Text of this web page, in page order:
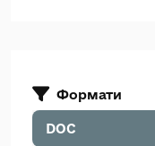
Формати
DOC